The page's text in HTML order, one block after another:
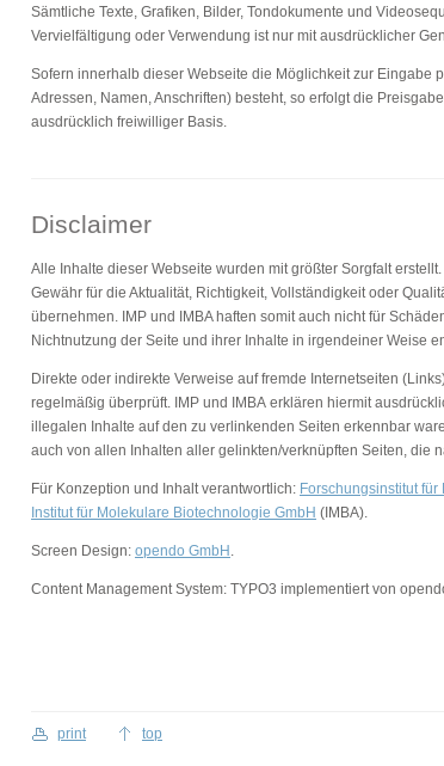
Sämtliche Texte, Grafiken, Bilder, Tondokumente und
Vervielfältigung oder Verwendung ist nur mit ausdrücklicher
Sofern innerhalb dieser Webseite die Möglichkeit zur Eingabe
Adressen, Namen, Anschriften) besteht, so erfolgt die
ausdrücklich freiwilliger Basis.
Disclaimer
Alle Inhalte dieser Webseite wurden mit größter Sorgfalt
Gewähr für die Aktualität, Richtigkeit, Vollständigkeit oder
übernehmen. IMP und IMBA haften somit auch nicht für
Nichtnutzung der Seite und ihrer Inhalte in irgendeiner Weise
Direkte oder indirekte Verweise auf fremde Internetseiten
regelmäßig überprüft. IMP und IMBA erklären hiermit
illegalen Inhalte auf den zu verlinkenden Seiten erkennbar
auch von allen Inhalten aller gelinkten/verknüpften Seiten, die
Für Konzeption und Inhalt verantwortlich: Forschungsinstitut
Institut für Molekulare Biotechnologie GmbH (IMBA).
Screen Design: opendo GmbH .
Content Management System: TYPO3 implementiert von
print top